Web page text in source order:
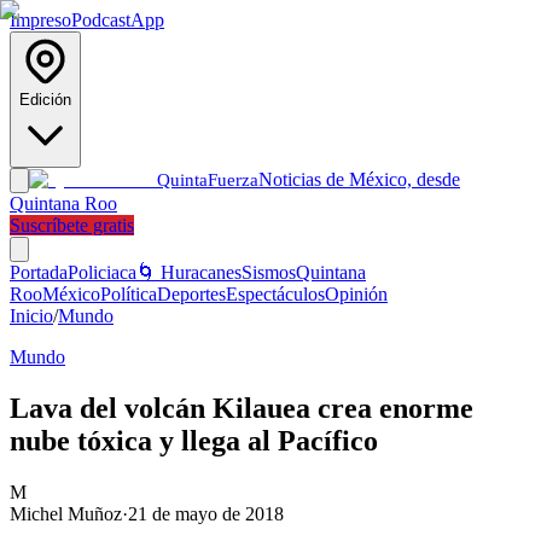
ImpresoPodcastApp
Edición
QuintaFuerzaNoticias de México, desde
Quintana Roo
Suscríbete gratis
PortadaPoliciaca 🌀 HuracanesSismosQuintana
RooMéxicoPolíticaDeportesEspectáculosOpinión
Inicio/Mundo
Mundo
Lava del volcán Kilauea crea enorme
nube tóxica y llega al Pacífico
M
Michel Muñoz·21 de mayo de 2018